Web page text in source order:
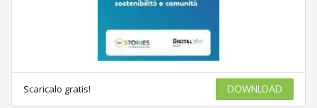
Scaricalo gratis! DOWNLOAD